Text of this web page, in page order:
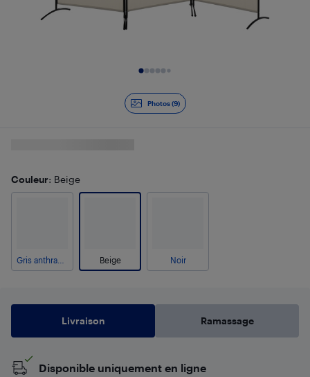
Photos (9)
Couleur: Beige
Beige Noir
Livraison Ramassage
Disponible uniquement en ligne